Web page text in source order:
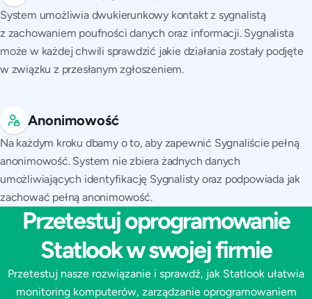
System umożliwia dwukierunkowy kontakt z sygnalistą
z zachowaniem poufności danych oraz informacji. Sygnalista
może w każdej chwili sprawdzić jakie działania zostały podjęte
w związku z przesłanym zgłoszeniem.
Anonimowość
Na każdym kroku dbamy o to, aby zapewnić Sygnaliście pełną
anonimowość. System nie zbiera żadnych danych
umożliwiających identyfikację Sygnalisty oraz podpowiada jak
zachować pełną anonimowość.
Przetestuj oprogramowanie
Statlook w swojej firmie
Przetestuj nasze rozwiązanie i sprawdź, jak Statlook ułatwia
monitoring komputerów, zarządzanie oprogramowaniem